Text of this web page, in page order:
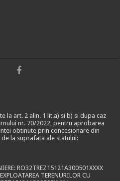
la art. 2 alin. 1 lit.a) si b) si dupa caz
nr. 70/2022, pentru aprobarea
obtinute prin concesionare din
la suprafata ale statului:
RO32TREZ15121A300501XXXX
TERENURILOR CU